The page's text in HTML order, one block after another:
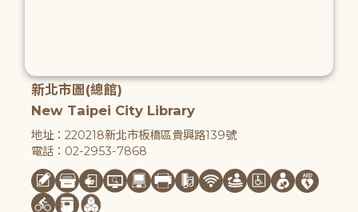
新北市圖(總館)
New Taipei City Library
地址：220218新北市板橋區貴興路139號
電話：02-2953-7868